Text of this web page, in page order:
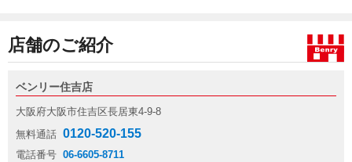
店舗のご紹介
ベンリー住吉店
大阪府大阪市住吉区長居東4-9-8
無料通話 0120-520-155
電話番号 06-6605-8711